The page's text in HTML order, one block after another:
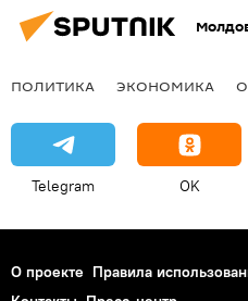
ПОЛИТИКА ЭКОНОМИКА
Telegram OK
О проекте Правила